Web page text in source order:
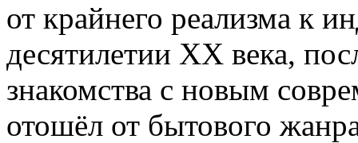
от крайнего реализма к
десятилетии ХХ века,
знакомства с новым
отошёл от бытового